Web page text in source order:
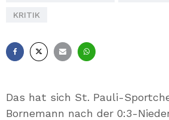
KRITIK
Das hat sich St. Pauli-
Bornemann nach der 0:3-